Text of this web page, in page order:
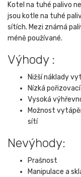
Kotel na tuhé palivo
jsou kotle na tuhé
sítích. Mezi známá
méně používané.
Výhody :
Nižší náklady
Nízká
Vysoká
Možnost
sítí
Nevýhody:
Prašnost
Manipulace a